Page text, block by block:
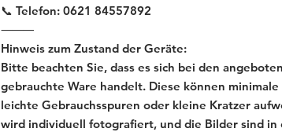
📞 Telefon: 0621 84557892
⸻
Hinweis zum Zustand der Geräte:
Bitte beachten Sie, dass es sich bei den
gebrauchte Ware handelt. Diese können
leichte Gebrauchsspuren oder kleine Kratzer
wird individuell fotografiert, und die Bilder sind in